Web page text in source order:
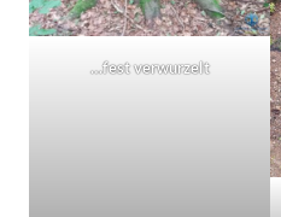
…fest verwurzelt